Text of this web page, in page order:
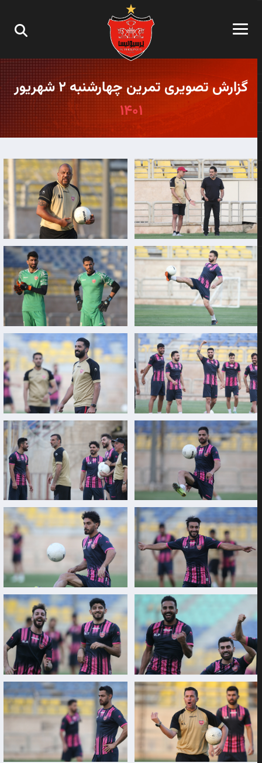
گزارش تصویری تمرین چهارشنبه ۲ شهریور
۱۴۰۱